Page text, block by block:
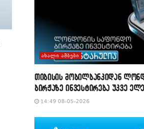
ᲐᲮᲐᲚᲘ ᲐᲛᲑᲔᲑᲘ
თიბისის მობილბანკიდან
ბირჟაზე ინვესტირება უკვე
14:49 08-05-2026